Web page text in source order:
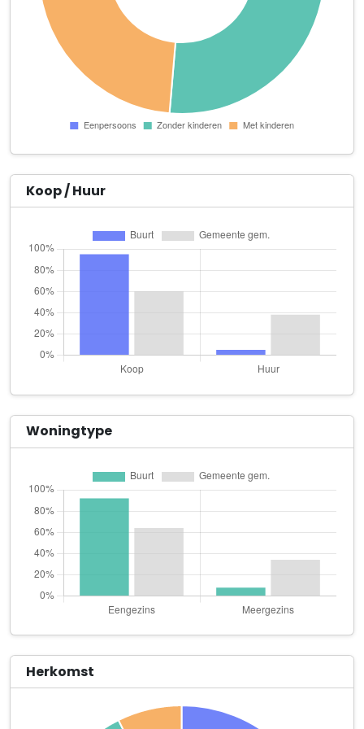
Tervoortseweg 3
J.C.M. van Hooijdonk
Dorstseweg 41
Oomen-Luijkx B.V.
Woestenbergseweg 2
Paul van Osch
Gilzeweg 28
P. Oomen
Bolbergseweg 12
Tuinbouwbedrijf van den Goorbergh
Van Oploo Tuinplanten B.V.
Wouwerbeekseweg 2 B
W.J.M. Tielemans
Adviseurs in Ondernemerschap B.V.
Bolbergseweg 12 a
Baks Beheer
Gilzeweg 17 Unit 1
B. Janssens Service
Borburgh & van den Hoever
Woestenbergseweg 1
Buro15 Holding B.V.
Koop / Huur
Woningtype
Herkomst